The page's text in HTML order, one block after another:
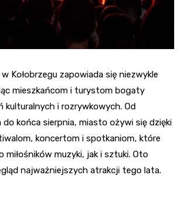
Kołobrzegu zapowiada się niezwykle
mieszkańcom i turystom bogaty
kulturalnych i rozrywkowych. Od
końca sierpnia, miasto ożywi się dzięki
koncertom i spotkaniom, które
miłośników muzyki, jak i sztuki. Oto
najważniejszych atrakcji tego lata.